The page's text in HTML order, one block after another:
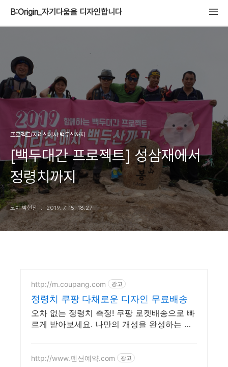
B:Origin_자기다움을 디자인합니다
프로젝트/지리산에서 백두산까지
[백두대간 프로젝트] 성삼재에서
정령치까지
코치 박현진 2019. 7. 15. 18:27
http://m.coupang.com 광고
정령치 쿠팡 다채로운 디자인 무료배송
오차 없는 정령치 측정! 쿠팡 로켓배송으로 빠
르게 받아보세요. 나만의 개성을 완성하는 쥬
http://www.펜션예약.com 광고